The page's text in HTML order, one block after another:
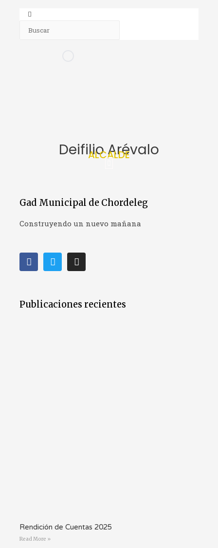
Deifilio Arévalo
ALCALDE
Gad Municipal de Chordeleg
Construyendo un nuevo mañana
Publicaciones recientes
Rendición de Cuentas 2025
Read More »